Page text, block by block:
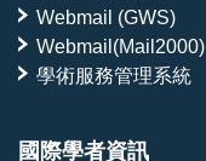
Webmail (GWS)
Webmail(Mail2000)
學術服務管理系統
國際學者資訊